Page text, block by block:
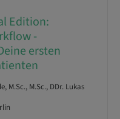
Edition:
-
ersten
M.Sc., M.Sc., DDr. Lukas